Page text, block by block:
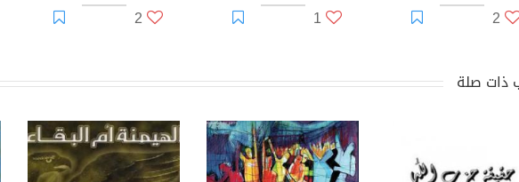
2
1
2
ذات صلة